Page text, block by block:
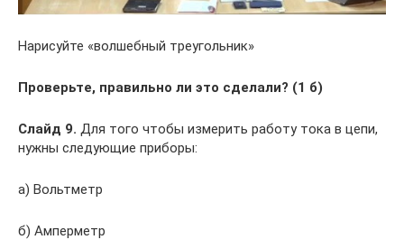
Нарисуйте «волшебный треугольник»
Проверьте, правильно ли это сделали? (1 б)
Слайд 9. Для того чтобы измерить работу тока в цепи,
нужны следующие приборы:
а) Вольтметр
б) Амперметр